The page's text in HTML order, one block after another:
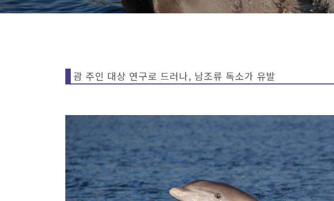
괌 주인 대상 연구로 드러나, 남조류 독소가 유발